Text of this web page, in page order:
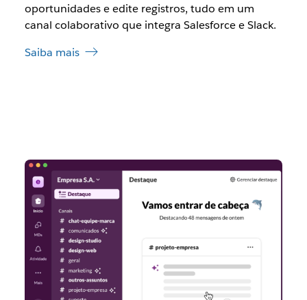
oportunidades e edite registros, tudo em um
canal colaborativo que integra Salesforce e Slack.
Saiba mais